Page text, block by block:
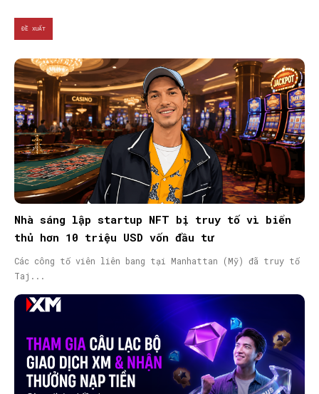
ĐỀ XUẤT
Nhà sáng lập startup NFT bị truy tố vì biển
thủ hơn 10 triệu USD vốn đầu tư
Các công tố viên liên bang tại Manhattan (Mỹ) đã truy tố
Taj...